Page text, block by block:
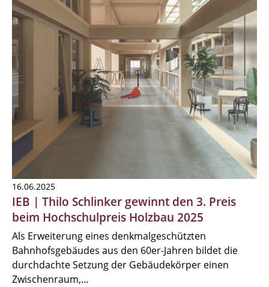
16.06.2025
IEB | Thilo Schlinker gewinnt den 3. Preis
beim Hochschulpreis Holzbau 2025
Als Erweiterung eines denkmalgeschützten
Bahnhofsgebäudes aus den 60er-Jahren bildet die
durchdachte Setzung der Gebäudekörper einen
Zwischenraum,…